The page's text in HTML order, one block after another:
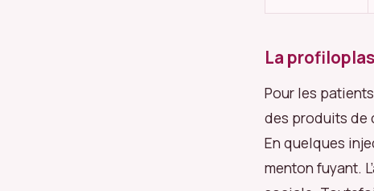
La
Pour les
des produits de
En quelques
menton fuyant.